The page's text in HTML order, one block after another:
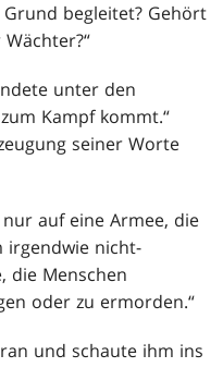
begleitet? Gehört
unter den
Kampf kommt.“
seiner Worte
auf eine Armee, die
irgendwie nicht-
die Menschen
oder zu ermorden.“
und schaute ihm ins